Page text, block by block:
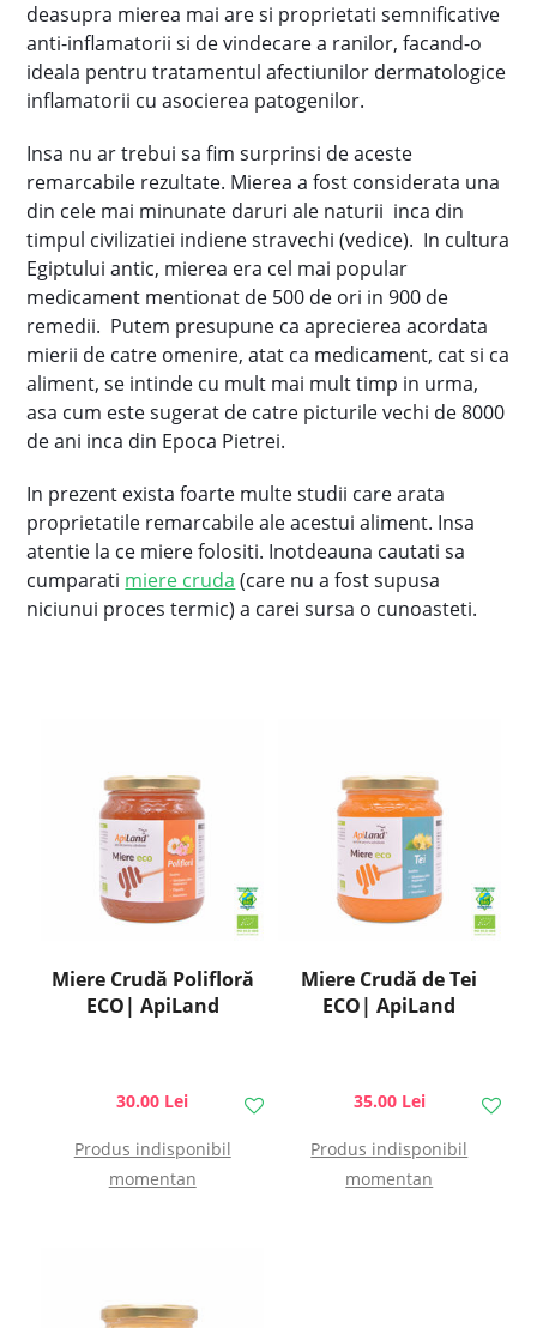
deasupra mierea mai are si proprietati semnificative
anti-inflamatorii si de vindecare a ranilor, facand-o
ideala pentru tratamentul afectiunilor dermatologice
inflamatorii cu asocierea patogenilor.
Insa nu ar trebui sa fim surprinsi de aceste
remarcabile rezultate. Mierea a fost considerata una
din cele mai minunate daruri ale naturii inca din
timpul civilizatiei indiene stravechi (vedice). In cultura
Egiptului antic, mierea era cel mai popular
medicament mentionat de 500 de ori in 900 de
remedii. Putem presupune ca aprecierea acordata
mierii de catre omenire, atat ca medicament, cat si ca
aliment, se intinde cu mult mai mult timp in urma,
asa cum este sugerat de catre picturile vechi de 8000
de ani inca din Epoca Pietrei.
In prezent exista foarte multe studii care arata
proprietatile remarcabile ale acestui aliment. Insa
atentie la ce miere folositi. Inotdeauna cautati sa
cumparati miere cruda (care nu a fost supusa
niciunui proces termic) a carei sursa o cunoasteti.
Miere Crudă Polifloră
ECO| ApiLand
30.00 Lei
Produs indisponibil
momentan
Miere Crudă de Tei
ECO| ApiLand
35.00 Lei
Produs indisponibil
momentan